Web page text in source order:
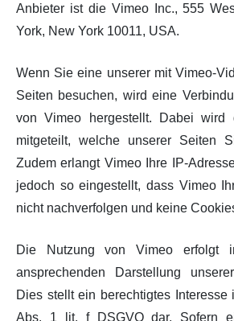
Anbieter ist die Vimeo Inc., 555
York, New York 10011, USA.
Wenn Sie eine unserer mit Vimeo-
Seiten besuchen, wird eine
von Vimeo hergestellt. Dabei wird
mitgeteilt, welche unserer Seiten
Zudem erlangt Vimeo Ihre IP-
jedoch so eingestellt, dass Vimeo
nicht nachverfolgen und keine
Die Nutzung von Vimeo erfolgt
ansprechenden Darstellung
Dies stellt ein berechtigtes
Abs. 1 lit. f DSGVO dar. Sofern